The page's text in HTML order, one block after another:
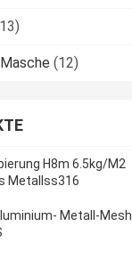
(12)
H8m 6.5kg/M2
Metallss316
Metall-Mesh